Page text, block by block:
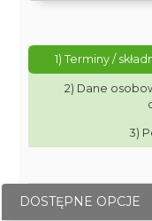
1) Terminy /
2) Dane
3)
DOSTĘPNE OPCJE